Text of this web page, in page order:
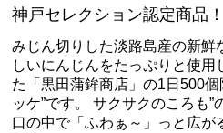
神戸セレクション認定商品！
みじん切りした淡路島産の新鮮
しいにんじんをたっぷりと使
た「黒田蒲鉾商店」の1日500個
ッケ”です。 サクサクのころも
口の中で「ふわぁ～」っと広が